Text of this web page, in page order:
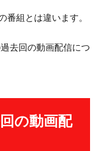
組とは違います。
去回の動画配信につ
の動画配